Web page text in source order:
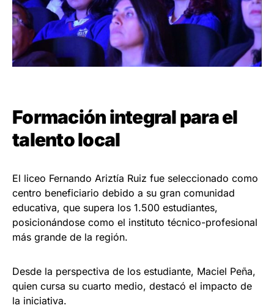
Formación integral para el
talento local
El liceo Fernando Ariztía Ruiz fue seleccionado como
centro beneficiario debido a su gran comunidad
educativa, que supera los 1.500 estudiantes,
posicionándose como el instituto técnico-profesional
más grande de la región.
Desde la perspectiva de los estudiante, Maciel Peña,
quien cursa su cuarto medio, destacó el impacto de
la iniciativa.